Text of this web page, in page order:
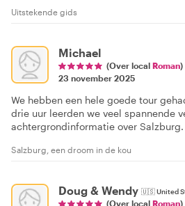
Uitstekende gids
Michael
(Over local Roman)
23 november 2025
We hebben een hele goede tour
drie uur leerden we veel spannende
achtergrondinformatie over
Salzburg, een droom in de kou
Doug & Wendy 🇺🇸United
(Over local Roman)